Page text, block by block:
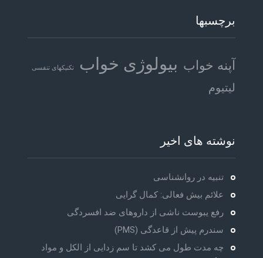
برچسبها
آپنه خواب بیولوژی خواب تکنیکهای تنفسی
لیتیوم
نوشته های اخیر
تنبیه در روانشناسی
علائم بیش فعالی: کمال گرایی
رفع یبوست ناشی از داروهای ضد افسردگی
سندرم پیش از قاعدگی (PMS)
چه مدت طول می کشد تا سم زدایی از الکل و مواد